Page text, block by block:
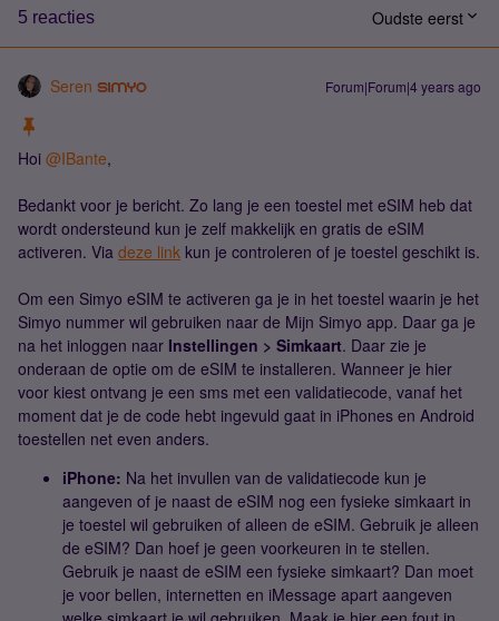
5 reacties Oudste eerst
Seren Forum|Forum|4 years ago
Hoi @IBante,
Bedankt voor je bericht. Zo lang je een toestel met eSIM heb dat
wordt ondersteund kun je zelf makkelijk en gratis de eSIM
activeren. Via deze link kun je controleren of je toestel geschikt is.
Om een Simyo eSIM te activeren ga je in het toestel waarin je het
Simyo nummer wil gebruiken naar de Mijn Simyo app. Daar ga je
na het inloggen naar Instellingen > Simkaart. Daar zie je
onderaan de optie om de eSIM te installeren. Wanneer je hier
voor kiest ontvang je een sms met een validatiecode, vanaf het
moment dat je de code hebt ingevuld gaat in iPhones en Android
toestellen net even anders.
iPhone: Na het invullen van de validatiecode kun je
aangeven of je naast de eSIM nog een fysieke simkaart in
je toestel wil gebruiken of alleen de eSIM. Gebruik je alleen
de eSIM? Dan hoef je geen voorkeuren in te stellen.
Gebruik je naast de eSIM een fysieke simkaart? Dan moet
je voor bellen, internetten en iMessage apart aangeven